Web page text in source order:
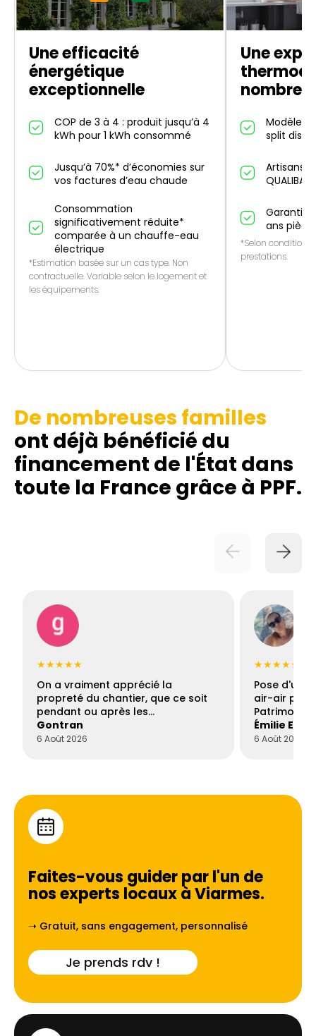
Une efficacité
énergétique
exceptionnelle
COP de 3 à 4 : produit jusqu’à 4
kWh pour 1 kWh consommé
Jusqu’à 70%* d’économies sur
vos factures d’eau chaude
Consommation
significativement réduite*
comparée à un chauffe-eau
électrique
*Estimation basée sur un cas type. Non
contractuelle. Variable selon le logement et
les équipements.
Une
Modèles
split
Artisans
QUALIBAT
Garantie
ans
*Selon conditions
prestations.
De nombreuses familles
ont déjà bénéficié du
financement de l'État dans
toute la France grâce à PPF.
★★★★★
On a vraiment apprécié la
propreté du chantier, que ce soit
pendant ou après les…
Gontran
6 Août 2026
★★★★★
Pose d'une
air-air par
Patrimoine
Émilie
6 Août 2026
Faites-vous guider par l'un de
nos experts locaux àViarmes.
➝ Gratuit, sans engagement, personnalisé
Je prends rdv !